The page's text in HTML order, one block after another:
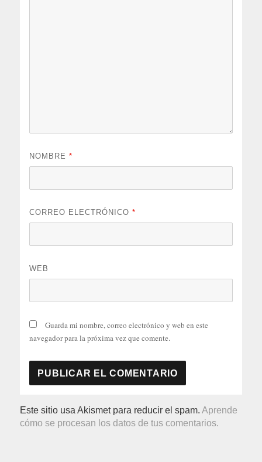
NOMBRE*
CORREO ELECTRÓNICO*
WEB
Guarda mi nombre, correo electrónico y web en este
navegador para la próxima vez que comente.
Este sitio usa Akismet para reducir el spam.Aprende
cómo se procesan los datos de tus comentarios.